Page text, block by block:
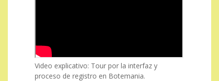
Video explicativo: Tour por la interfaz y
proceso de registro en Botemania.